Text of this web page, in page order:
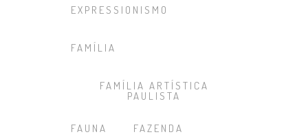
EXPRESSIONISMO
FAMÍLIA
FAMÍLIA ARTÍSTICA
PAULISTA
FAUNA FAZENDA